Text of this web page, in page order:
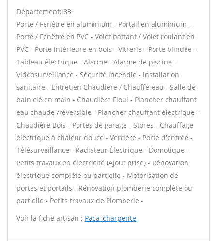
Département: 83
Porte / Fenêtre en aluminium - Portail en aluminium -
Porte / Fenêtre en PVC - Volet battant / Volet roulant en
PVC - Porte intérieure en bois - Vitrerie - Porte blindée -
Tableau électrique - Alarme - Alarme de piscine -
Vidéosurveillance - Sécurité incendie - Installation
sanitaire - Entretien Chaudière / Chauffe-eau - Salle de
bain clé en main - Chaudière Fioul - Plancher chauffant
eau chaude /réversible - Plancher chauffant électrique -
Chaudière Bois - Portes de garage - Stores - Chauffage
électrique à chaleur douce - Verrière - Porte d'entrée -
Télésurveillance - Radiateur Électrique - Domotique -
Petits travaux en électricité (Ajout prise) - Rénovation
électrique complète ou partielle - Motorisation de
portes et portails - Rénovation plomberie complète ou
partielle - Petits travaux de Plomberie -
Voir la fiche artisan : Paca_charpente